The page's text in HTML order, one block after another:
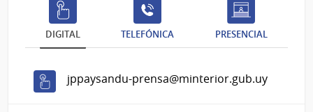
DIGITAL TELEFÓNICA PRESENCIAL
jppaysandu-prensa@minterior.gub.uy